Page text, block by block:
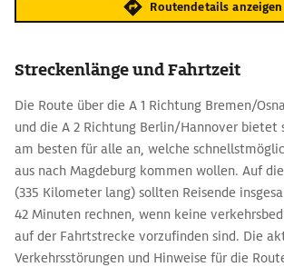
Routendetails anzeigen
Streckenlänge und Fahrtzeit
Die Route über die A 1 Richtung Bremen/
und die A 2 Richtung Berlin/Hannover bietet
am besten für alle an, welche
aus nach Magdeburg kommen wollen. Auf
(335 Kilometer lang) sollten Reisende
42 Minuten rechnen, wenn keine
auf der Fahrtstrecke vorzufinden sind. Die
Verkehrsstörungen und Hinweise für die